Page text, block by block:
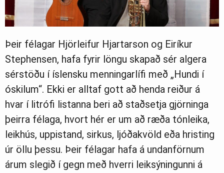
Þeir félagar Hjörleifur Hjartarson og Eiríkur
Stephensen, hafa fyrir löngu skapað sér algera
sérstöðu í íslensku menningarlífi með „Hundi í
óskilum“. Ekki er alltaf gott að henda reiður á
hvar í litrófi listanna beri að staðsetja gjörninga
þeirra félaga, hvort hér er um að ræða tónleika,
leikhús, uppistand, sirkus, ljóðakvöld eða hristing
úr öllu þessu. Þeir félagar hafa á undanförnum
árum slegið í gegn með hverri leiksýningunni á